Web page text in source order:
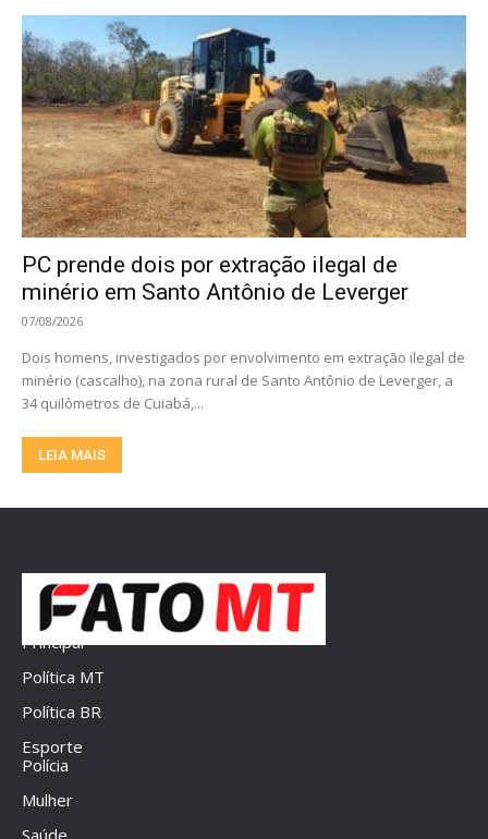
PC prende dois por extração ilegal de
minério em Santo Antônio de Leverger
07/08/2026
Dois homens, investigados por envolvimento em extração ilegal de
minério (cascalho), na zona rural de Santo Antônio de Leverger, a
34 quilômetros de Cuiabá,...
LEIA MAIS
Principal
Política MT
Política BR
Esporte
Polícia
Mulher